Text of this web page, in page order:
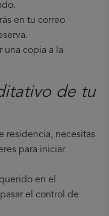
en tu correo
una copia a la
de tu
residencia, necesitas
para iniciar
en el
el control de